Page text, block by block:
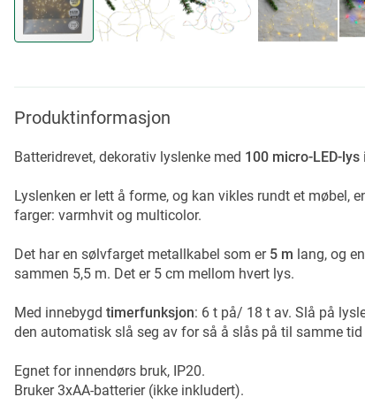
the
beginning
the
gallery
Produktinformasjon
Batteridrevet, dekorativ lyslenke med 100 micro-LED-lys
Lyslenken er lett å forme, og kan vikles rundt et møbel,
farger: varmhvit og multicolor.
Det har en sølvfarget metallkabel som er 5 m lang, og
sammen 5,5 m. Det er 5 cm mellom hvert lys.
Med innebygd timerfunksjon: 6 t på/ 18 t av. Slå på
den automatisk slå seg av for så å slås på til samme tid
Egnet for innendørs bruk, IP20.
Bruker 3xAA-batterier (ikke inkludert).